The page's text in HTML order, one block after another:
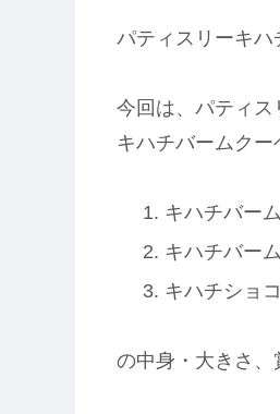
パティスリーキハ
今回は、パティス
キハチバームク
キハチバー
キハチバー
キハチショ
の中身・大きさ、